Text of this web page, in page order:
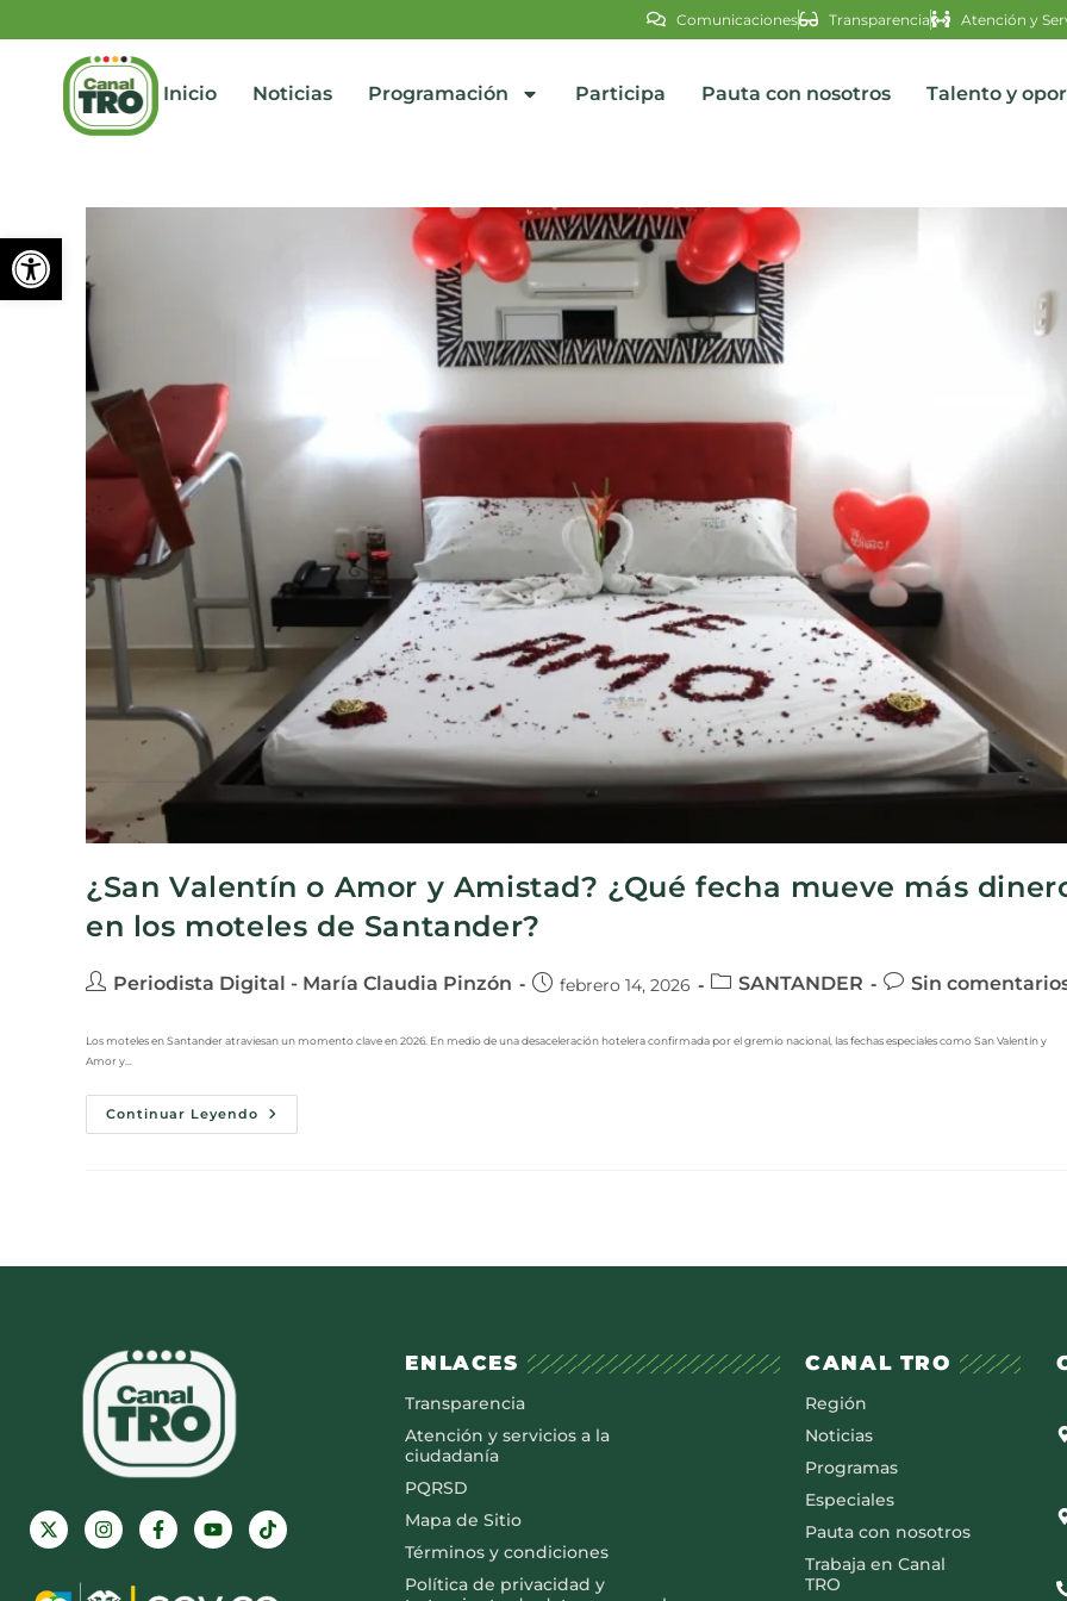
Abrir barra de herramientas
Comunicaciones Transparencia Atención y
Inicio Noticias Programación Participa Pauta con nosotros Talento y
¿San Valentín o Amor y Amistad? ¿Qué fecha mueve más
en los moteles de Santander?
Periodista Digital - María Claudia Pinzón febrero 14, 2026 SANTANDER Sin
Los moteles en Santander atraviesan un momento clave en 2026. En medio de una desaceleración hotelera confirmada por el gremio nacional, las fechas especiales como San Valentín y
Amor y…
Continuar Leyendo
ENLACES
Transparencia
Atención y servicios a la
ciudadanía
PQRSD
Mapa de Sitio
Términos y condiciones
Política de privacidad y
CANAL TRO
Región
Noticias
Programas
Especiales
Pauta con nosotros
Trabaja en Canal
TRO